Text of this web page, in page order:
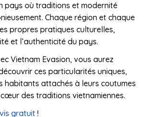
pays où traditions et modernité
Chaque région et chaque
propres pratiques culturelles,
et l’authenticité du pays.
Vietnam Evasion, vous aurez
ces particularités uniques,
habitants attachés à leurs coutumes
des traditions vietnamiennes.
gratuit !